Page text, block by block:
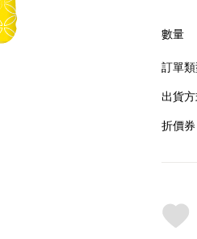
數量
訂單
出貨
折價券